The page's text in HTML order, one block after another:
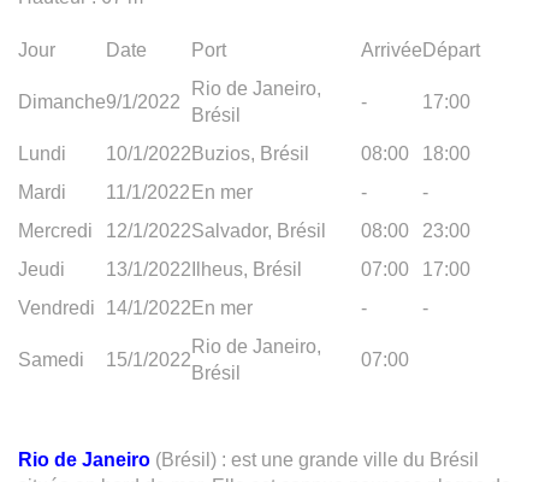
Jour Date Port Arrivée Départ
Dimanche9/1/2022
Rio de Janeiro,
Brésil
- 17:00
Lundi 10/1/2022 Buzios, Brésil 08:00
18:00
Mardi
11/1/2022 En mer -
-
Mercredi
12/1/2022Salvador, Brésil 08:00
23:00
Jeudi
13/1/2022 Ilheus, Brésil 07:00
17:00
Vendredi
14/1/2022 En mer - -
Samedi 15/1/2022
Rio de Janeiro,
Brésil
07:00
Rio de Janeiro (Brésil) : est une grande ville du Brésil